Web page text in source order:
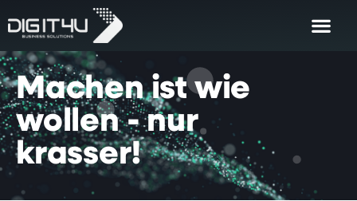
Machen ist wie
wollen - nur
krasser!